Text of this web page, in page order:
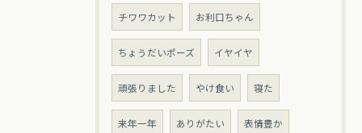
チワワカット お利口ちゃん
ちょうだいポーズ イヤイヤ
頑張りました やけ食い 寝た
来年一年 ありがたい 表情豊か